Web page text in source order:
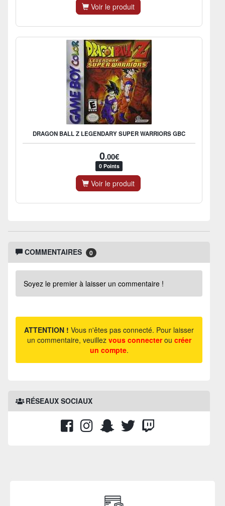
Voir le produit
DRAGON BALL Z LEGENDARY SUPER WARRIORS GBC
0.00€
0 Points
Voir le produit
COMMENTAIRES 0
Soyez le premier à laisser un commentaire !
ATTENTION ! Vous n'êtes pas connecté. Pour laisser
un commentaire, veuillez vous connecterou créer
un compte.
RÉSEAUX SOCIAUX